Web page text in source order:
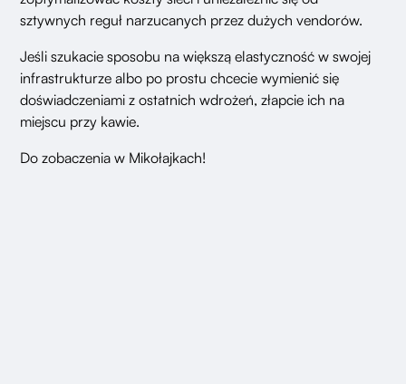
sztywnych reguł narzucanych przez dużych vendorów.
Jeśli szukacie sposobu na większą elastyczność w swojej
infrastrukturze albo po prostu chcecie wymienić się
doświadczeniami z ostatnich wdrożeń, złapcie ich na
miejscu przy kawie.
Do zobaczenia w Mikołajkach!